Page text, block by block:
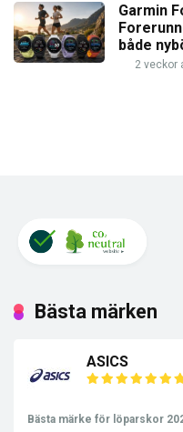
Garmin
både
2 veckor
Bästa märken
ASICS
Bästa märke för löparskor